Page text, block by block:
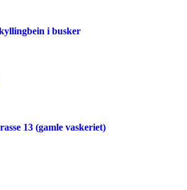
i busker
13 (gamle vaskeriet)